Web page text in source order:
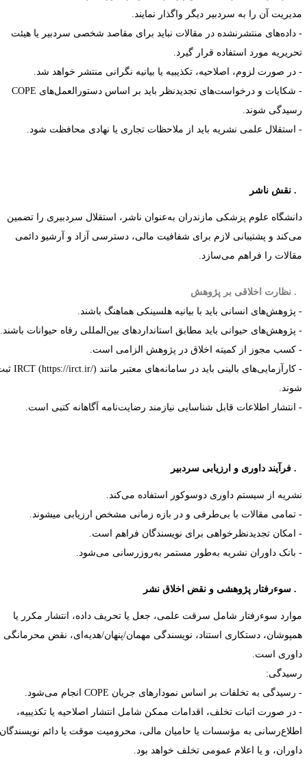
آن را به سردبیر دیگر واگذار نمایند.
داده‌های منتشرنشده در مقالات نباید برای مقاصد شخصی سردبیر یا هیئت
مورد استفاده قرار گیرد.
در صورت لزوم، اصلاحیه، تکذیبیه یا بیانیه نگرانی منتشر خواهد شد.
شکایات و درخواست‌های تجدیدنظر باید بر اساس دستورالعمل‌هایCOPE
شوند.
استقلال علمی نشریه باید از ملاحظات تجاری یا نهادی محافظت شود.
نقش ناشر
علوم پزشکی مازندران به‌عنوان ناشر، استقلال سردبیری را تضمین
و پشتیبانی لازم برای شفافیت مالی، دسترسی آزاد و آرشیو دائمی
را فراهم می‌سازد.
نظارت اخلاقی بر پژوهش
پژوهش‌های انسانی باید با بیانیه هلسینکی هماهنگ باشند.
پژوهش‌های حیوانی باید مطابق استانداردهای بین‌المللی رفاه حیوانات باشند.
کسب مجوز از کمیته اخلاق در پژوهش الزامی است.
بالینی باید در سامانه‌های معتبر مانندIRCT (https://irct.ir/)ثبت
انتشار اطلاعات قابل شناسایی نیازمند رضایت‌نامه آگاهانه کتبی است.
فرآیند داوری و ارزیابی سردبیر
از سیستم داوری دوسوکور استفاده می‌کند.
تمامی مقالات با بی‌طرفی و در بازه زمانی مشخص ارزیابی می­شوند.
امکان تجدیدنظرخواهی برای نویسندگان فراهم است.
بانک داوران نشریه به‌طور مستمر به‌روزرسانی می‌شود.
سوءرفتار پژوهشی و نقض اخلاق نشر
سوءرفتار شامل سرقت علمی، جعل یا تحریف داده، انتشار مکرر یا
دستکاری استناد، نویسندگی مهمان/پنهان/هدیه‌ای، نقض محرمانگی
است.
رسیدگی به تخلفات بر اساس نمودارهای جریانCOPEانجام می‌شود.
در صورت اثبات تخلف، اقدامات ممکن شامل انتشار اصلاحیه یا تکذیبیه،
به مؤسسات یا حامیان مالی، محرومیت موقت یا دائم نویسندگان/
و یا اعلام عمومی تخلف خواهد بود.